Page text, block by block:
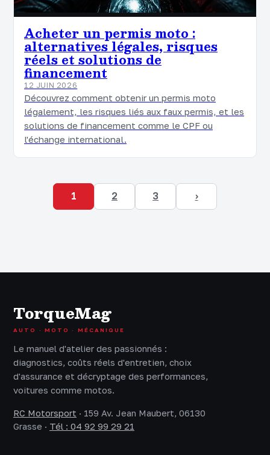
Acheter un permis moto :
alternatives légales, risques
réels et solutions de
financement
12 JUIN 2026
Découvrez comment obtenir un permis moto
légalement, les risques liés aux faux permis, et les
solutions de financement comme le CPF ou
l'échange international.
1 2 3 ›
TorqueMag
AUTO · MOTO · MÉCANIQUE
Le manuel d'atelier des passionnés :
diagnostics, coûts réels d'entretien, choix
d'assurance et décryptage des performances,
voitures comme motos.
RC Motorsport · 159 Av. Jean Maubert, 06130
Grasse · Tél : 04 92 99 29 21